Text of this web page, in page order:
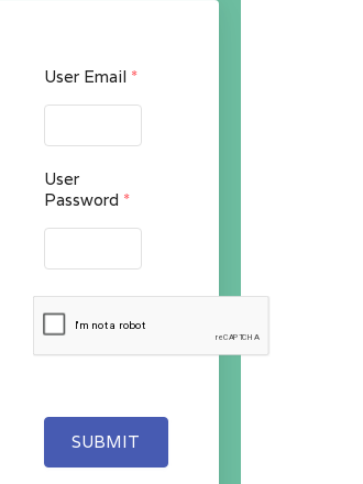
User Email *
User
Password *
SUBMIT